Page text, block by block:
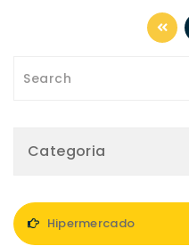
Categoria
Hipermercado